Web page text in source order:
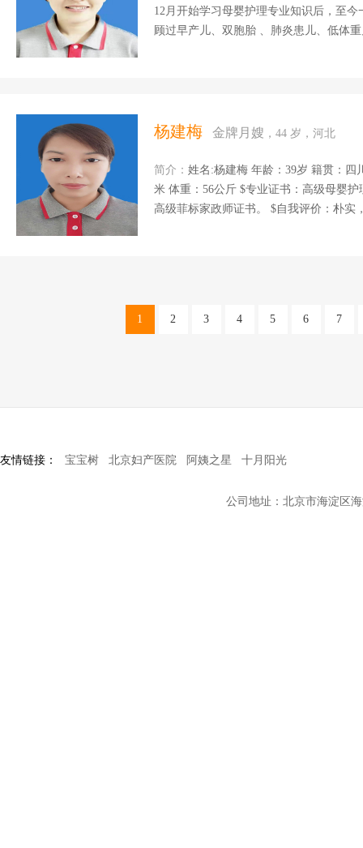
12月开始学习母婴护理专业知识后，至
顾过早产儿、双胞胎 、肺炎患儿、低体
菜肴，家常菜、煲汤。
杨建梅 金牌月嫂 ，44 岁，河北
简介： 姓名:杨建梅 年龄：39岁 籍贯：四
米 体重：56公斤 $专业证书：高级母婴护理师证、
高级菲标家政师证书。 $自我评价：朴实，善良喜欢孩子非常有爱心， 我性格随和，不计较，责
1 2 3 4 5 6 7
友情链接： 宝宝树 北京妇产医院 阿姨之星 十月阳光
公司地址：北京市海淀区